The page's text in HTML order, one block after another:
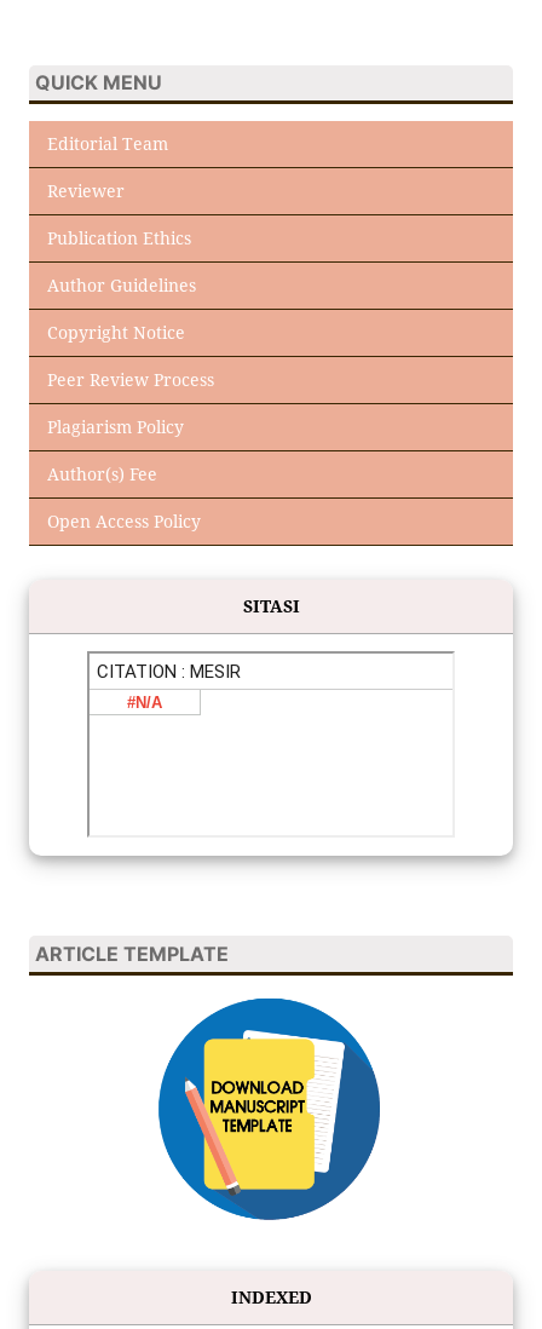
QUICK MENU
Editorial Team
Reviewer
Publication Ethics
Author Guidelines
Copyright Notice
Peer Review Process
Plagiarism Policy
Author(s) Fee
Open Access Policy
SITASI
ARTICLE TEMPLATE
INDEXED